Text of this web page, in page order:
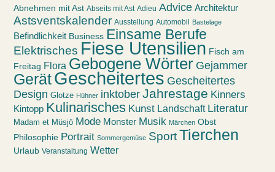
Abnehmen mit Ast Abseits mit Ast Adieu Advice Architektur
Astsventskalender Ausstellung Automobil Bastelage
Befindlichkeit Business Einsame Berufe
Elektrisches Fiese Utensilien Fisch am
Freitag Flora Gebogene Wörter Gejammer
GerätGescheitertes Gescheitertes
Design Glotze Hühner inktober Jahrestage Kinners
Kintopp Kulinarisches Kunst Landschaft Literatur
Madam et Müsjö Mode Monster Musik Märchen Obst
Philosophie Portrait Sommergemüse Sport Tierchen
Urlaub Veranstaltung Wetter